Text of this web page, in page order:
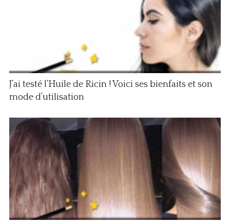
J’ai testé l’Huile de Ricin ! Voici ses bienfaits et son
mode d’utilisation